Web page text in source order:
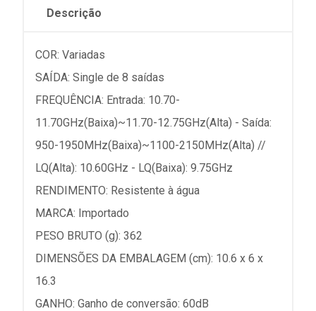
Descrição
COR: Variadas
SAÍDA: Single de 8 saídas
FREQUÊNCIA: Entrada: 10.70-
11.70GHz(Baixa)~11.70-12.75GHz(Alta) - Saída:
950-1950MHz(Baixa)~1100-2150MHz(Alta) //
LQ(Alta): 10.60GHz - LQ(Baixa): 9.75GHz
RENDIMENTO: Resistente à água
MARCA: Importado
PESO BRUTO (g): 362
DIMENSÕES DA EMBALAGEM (cm): 10.6 x 6 x
16.3
GANHO: Ganho de conversão: 60dB